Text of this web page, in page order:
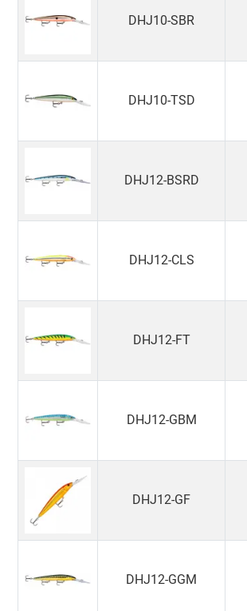
DHJ10-SBR
DHJ10-TSD
DHJ12-BSRD
DHJ12-CLS
DHJ12-FT
DHJ12-GBM
DHJ12-GF
DHJ12-GGM